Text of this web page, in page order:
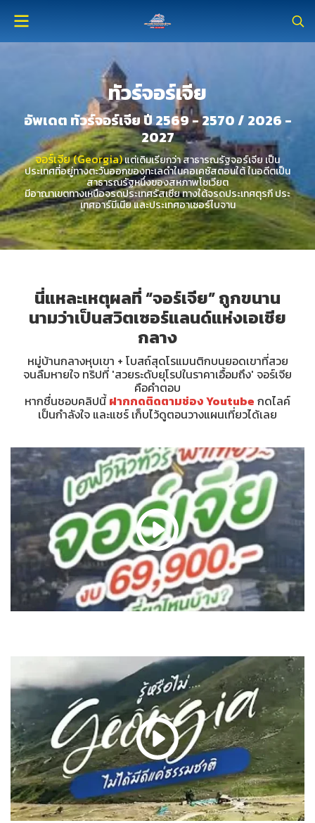
ทัวร์จอร์เจีย
อัพเดต ทัวร์จอร์เจีย ปี 2569 - 2570 / 2026 -
2027
จอร์เจีย (Georgia)แต่เดิมเรียกว่า สาธารณรัฐจอร์เจีย เป็น
ประเทศที่อยู่ทางตะวันออกของทะเลดำในคอเคซัสตอนใต้ ในอดีตเป็น
สาธารณรัฐหนึ่งของสหภาพโซเวียต
มีอาณาเขตทางเหนือจรดประเทศรัสเซีย ทางใต้จรดประเทศตุรกี ประ
เทศอาร์มีเนีย และประเทศอาเซอร์ไบจาน
นี่แหละเหตุผลที่ “จอร์เจีย” ถูกขนาน
นามว่าเป็นสวิตเซอร์แลนด์แห่งเอเชีย
กลาง
หมู่บ้านกลางหุบเขา + โบสถ์สุดโรแมนติกบนยอดเขาที่สวย
จนลืมหายใจ ทริปที่ 'สวยระดับยุโรปในราคาเอื้อมถึง' จอร์เจีย
คือคำตอบ
หากชื่นชอบคลิปนี้ฝากกดติดตามช่อง Youtube กดไลค์
เป็นกำลังใจ และแชร์ เก็บไว้ดูตอนวางแผนเที่ยวได้เลย